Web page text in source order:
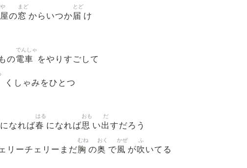
の窓
まど
からいつか届
とど
け
の電車
でんしゃ
をやりすごして
くしゃみをひとつ
になれば春
はる
になれば思
おも
い出
だ
すだろう
リーチェリーまだ胸
むね
の奥
おく
で風
かぜ
が吹
ふ
いてる